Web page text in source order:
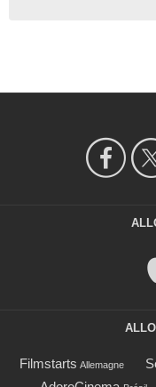
Filmstarts Allemagne